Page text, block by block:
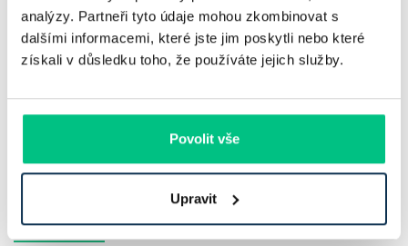
analýzy. Partneři tyto údaje mohou zkombinovat s
dalšími informacemi, které jste jim poskytli nebo které
získali v důsledku toho, že používáte jejich služby.
Povolit vše
Upravit
Celková získaná hodnota: 14 416 637 Kč (nájem +
prodej)
Doba investice: 21,43 let
Po dosazení do vzorce získáte výsledek 5,07 %.I při
konzervativnějším růstu tržní ceny investičního bytu (o 3 %
ročně) dosahujete výnosu přes 5 % ročně.
Jak započítat opotřebení bytu při
výpočtu výnosu